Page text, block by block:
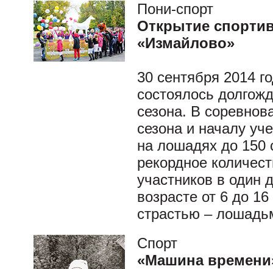
Пони-спорт
Открытие
«Измайлово»
30 сентября 2014
состоялось
сезона. В
сезона и началу
на лошадях до 150
рекордное
участников в один
возрасте от 6 до
страстью –
Спорт
«Машина